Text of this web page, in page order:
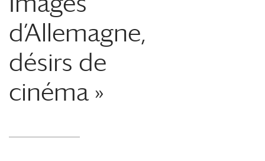
d’Allemagne,
désirs de
cinéma »